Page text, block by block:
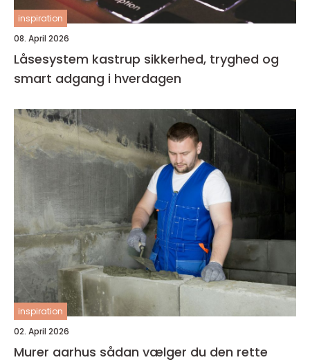
inspiration
08. April 2026
Låsesystem kastrup sikkerhed, tryghed og
smart adgang i hverdagen
inspiration
02. April 2026
Murer aarhus sådan vælger du den rette